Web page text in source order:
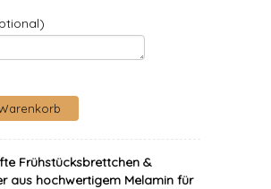
Frühstücksbrettchen &
aus hochwertigem Melamin für